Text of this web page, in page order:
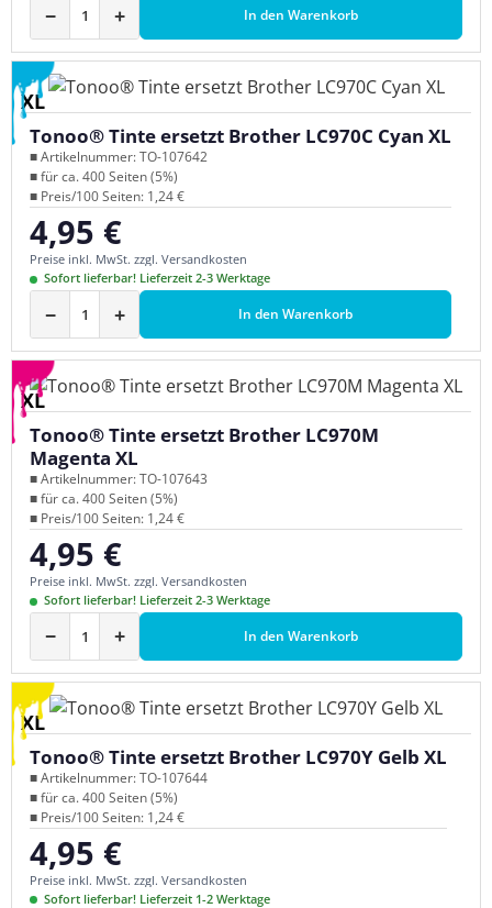
− + In den Warenkorb
XL
Tonoo® Tinte ersetzt Brother LC970C Cyan XL
■ Artikelnummer: TO-107642
■ für ca. 400 Seiten (5%)
■ Preis/100 Seiten: 1,24 €
Regulärer Preis:
4,95 €
Preise inkl. MwSt. zzgl. Versandkosten
Sofort lieferbar! Lieferzeit 2-3 Werktage
− + In den Warenkorb
XL
Tonoo® Tinte ersetzt Brother LC970M
Magenta XL
■ Artikelnummer: TO-107643
■ für ca. 400 Seiten (5%)
■ Preis/100 Seiten: 1,24 €
Regulärer Preis:
4,95 €
Preise inkl. MwSt. zzgl. Versandkosten
Sofort lieferbar! Lieferzeit 2-3 Werktage
− + In den Warenkorb
XL
Tonoo® Tinte ersetzt Brother LC970Y Gelb XL
■ Artikelnummer: TO-107644
■ für ca. 400 Seiten (5%)
■ Preis/100 Seiten: 1,24 €
Regulärer Preis:
4,95 €
Preise inkl. MwSt. zzgl. Versandkosten
Sofort lieferbar! Lieferzeit 1-2 Werktage